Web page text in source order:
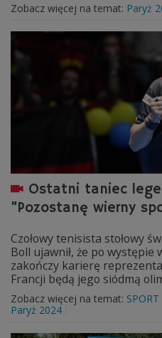
Zobacz więcej na temat: Paryż
Ostatni taniec
"Pozostanę wierny
Czołowy tenisista stołowy
Boll ujawnił, że po występie
zakończy karierę
Francji będą jego siódmą
Zobacz więcej na temat: SPORT
Paryż 2024